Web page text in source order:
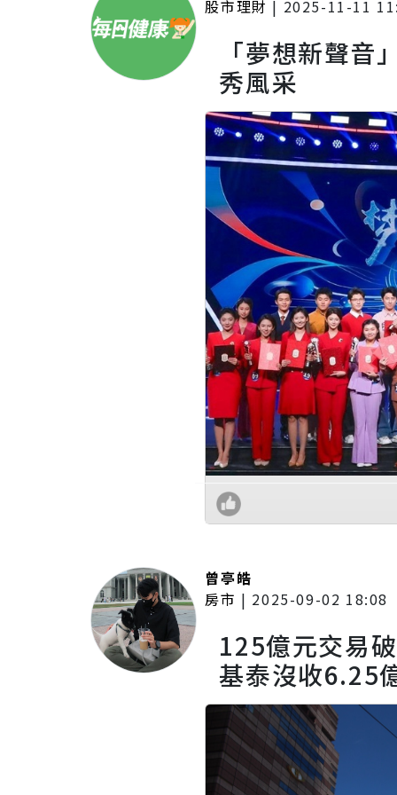
股市理財 | 2025-11-11
「夢想新聲
秀風采
曾亭皓
房市 | 2025-09-02 18:08
125億元交易
基泰沒收6.25